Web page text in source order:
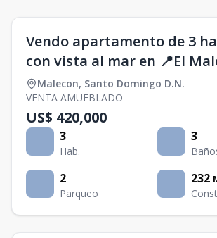
Vendo apartamento de 3
con vista al mar en 📍El
Malecon, Santo Domingo D.N.
VENTA AMUEBLADO
US$ 420,000
3
Hab.
3
2
Parqueo
232